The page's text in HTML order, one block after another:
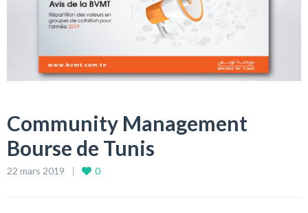
Community Management
Bourse de Tunis
22 mars 2019 0